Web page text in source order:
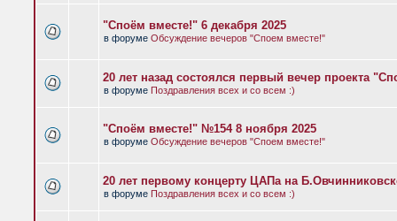
"Споём вместе!" 6 декабря 2025
в форуме Обсуждение вечеров "Споем вместе!"
20 лет назад состоялся первый вечер проекта
в форуме Поздравления всех и со всем :)
"Споём вместе!" №154 8 ноября 2025
в форуме Обсуждение вечеров "Споем вместе!"
20 лет первому концерту ЦАПа на
в форуме Поздравления всех и со всем :)